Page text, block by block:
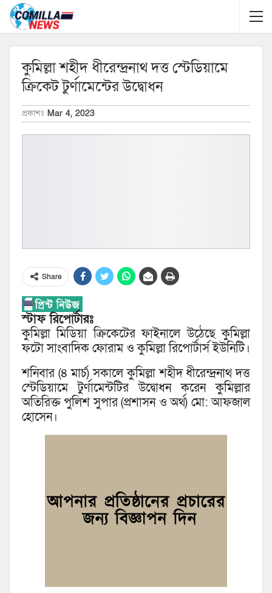
কুমিল্লা শহীদ ধীরেন্দ্রনাথ দত্ত স্টেডিয়ামে
ক্রিকেট টুর্ণামেন্টের উদ্বোধন
প্রকাশঃ Mar 4, 2023
Share
স্টাফ রিপোর্টারঃ
কুমিল্লা মিডিয়া ক্রিকেটের ফাইনালে উঠেছে কুমিল্লা
ফটো সাংবাদিক ফোরাম ও কুমিল্লা রিপোর্টার্স ইউনিটি।
শনিবার (৪ মার্চ) সকালে কুমিল্লা শহীদ ধীরেন্দ্রনাথ দত্ত
স্টেডিয়ামে টুর্ণামেন্টটির উদ্বোধন করেন কুমিল্লার
অতিরিক্ত পুলিশ সুপার (প্রশাসন ও অর্থ) মো: আফজাল
হোসেন।